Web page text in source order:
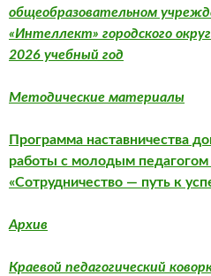
общеобразовательном
«Интеллект» городского
2026 учебный год
Методические материалы
Программа наставничества
работы с молодым педагогом
«Сотрудничество — путь к
Архив
Краевой педагогический